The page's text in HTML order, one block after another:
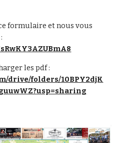
formulaire et nous vous
les pdf :
drive/folders/10BPY2djK